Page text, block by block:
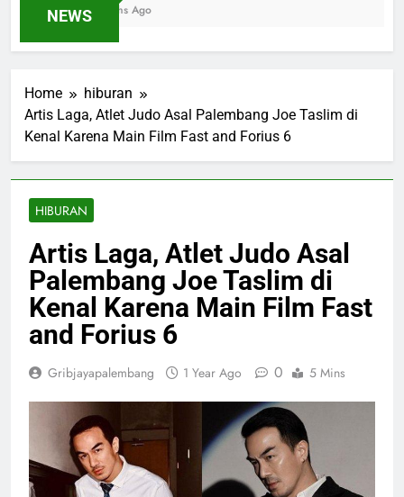
NEWS4 Months Ago
Home
hiburan
Artis Laga, Atlet Judo Asal Palembang Joe Taslim di
Kenal Karena Main Film Fast and Forius 6
HIBURAN
Artis Laga, Atlet Judo Asal
Palembang Joe Taslim di
Kenal Karena Main Film Fast
and Forius 6
Gribjayapalembang 1 Year Ago 0 5 Mins